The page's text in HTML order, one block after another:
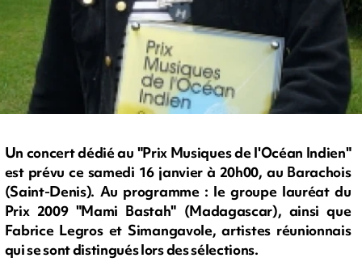
Un concert dédié au "Prix Musiques de l'Océan Indien"
est prévu ce samedi 16 janvier à 20h00, au Barachois
(Saint-Denis). Au programme : le groupe lauréat du
Prix 2009 "Mami Bastah" (Madagascar), ainsi que
Fabrice Legros et Simangavole, artistes réunionnais
qui se sont distingués lors des sélections.